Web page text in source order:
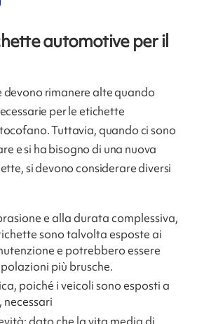
automotive per il
devono rimanere alte quando
per le etichette
Tuttavia, quando ci sono
e si ha bisogno di una nuova
si devono considerare diversi
e alla durata complessiva,
sono talvolta esposte ai
e potrebbero essere
più brusche.
poiché i veicoli sono esposti a